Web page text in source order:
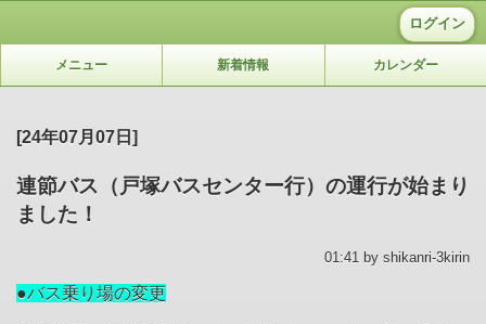
ログイン
メニュー 新着情報 カレンダー
[24年07月07日]
連節バス（戸塚バスセンター行）の運行が始まり
ました！
01:41 by shikanri-3kirin
●バス乗り場の変更